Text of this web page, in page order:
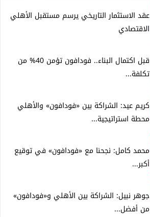
عقد الاستثمار التاريخي يرسم مستقبل الأهلي
الاقتصادي
قبل اكتمال البناء.. فودافون تؤمن 40% من
تكلفة...
كريم عيد: الشراكة بين «فودافون» والأهلي
محطة استراتيجية...
محمد كامل: نجحنا مع «فودافون» في توقيع
أكبر...
جوهر نبيل: الشراكة بين الأهلي و«فودافون»
من أفضل...